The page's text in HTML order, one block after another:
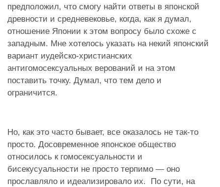
предположил, что смогу найти ответы в японской
древности и средневековье, когда, как я думал,
отношение Японии к этом вопросу было схоже с
западным. Мне хотелось указать на некий японский
вариант иудейско-христианских
антигомосексуальных верований и на этом
поставить точку. Думал, что тем дело и
ограничится.
Но, как это часто бывает, все оказалось не так-то
просто. Досовременное японское общество
относилось к гомосексуальности и
бисекусуальности не просто терпимо — оно
прославляло и идеализировало их. По сути, на